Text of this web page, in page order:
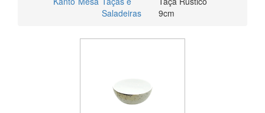
Saladeiras
9cm